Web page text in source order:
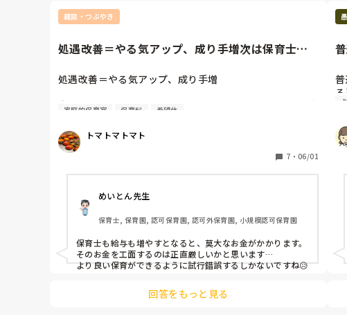
雑談・つぶやき
処遇改善＝やる気アップ、成り手増次は保育士に
処遇改善＝やる気アップ、成り手増
次は保育士に対するこどもの数を減らすことで保育士の職
感じて保育士不足が改善
とでこどもも保護者も保育士もみんな幸せになれるはず。
職員のゆとり部分を作るには国からの補助金改善が必要。
対人数が減ったら仕事の持ち帰りや、サービス残業も改善
されたりして。
家庭的保育室 保育料 希望休
トマトマトマト
7 ・ 06/01
めいとん先生
保育士, 保育園, 認可保育園, 認可外保育園, 小規模認可保育園
保育士も給与も増やすとなると、莫大なお金がかかります。
そのお金を工面するのは正直厳しいかと思います…
より良い保育ができるように試行錯誤するしかないですね😥
回答をもっと見る